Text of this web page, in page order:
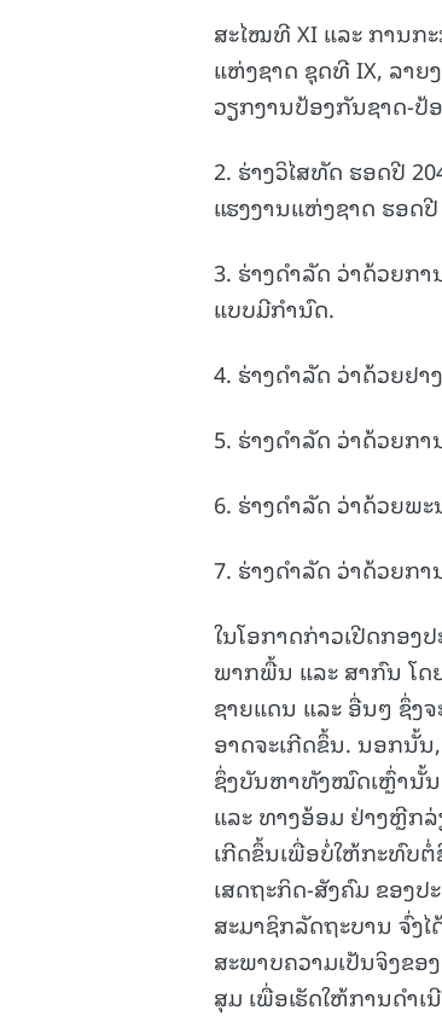
ສະໄໝທີ XI ແລະ ການກ
ແຫ່ງຊາດ ຊຸດທີ IX, ລາ
ວຽກງານປ້ອງກັນຊາດ-ປ້
2. ຮ່າງວິໄສທັດ ຮອດປີ
ແຮງງານແຫ່ງຊາດ ຮອດປີ
3. ຮ່າງດໍາລັດ ວ່າດ້ວຍກ
ແບບມີກຳນົດ.
4. ຮ່າງດໍາລັດ ວ່າດ້ວຍຢາ
5. ຮ່າງດຳລັດ ວ່າດ້ວຍກ
6. ຮ່າງດຳລັດ ວ່າດ້ວຍພ
7. ຮ່າງດຳລັດ ວ່າດ້ວຍກ
ໃນໂອກາດກ່າວເປີດກອ
ພາກພື້ນ ແລະ ສາກົນ ໂດ
ຊາຍແດນ ແລະ ອື່ນໆ ຊຶ່ງ
ອາດຈະເກີດຂຶ້ນ. ນອກນັ້ນ
ຊຶ່ງບັນຫາທັງໝົດເຫຼົ່ານັ້ນ
ແລະ ທາງອ້ອມ ຢ່າງຫຼີກ
ເກີດຂຶ້ນເພື່ອບໍ່ໃຫ້ກະທົບ
ເສດຖະກິດ-ສັງຄົມ ຂອງ
ສະມາຊິກລັດຖະບານ ຈົ່ງ
ສະພາບຄວາມເປັນຈິງຂ
ສຸມ ເພື່ອເຮັດໃຫ້ການດຳ